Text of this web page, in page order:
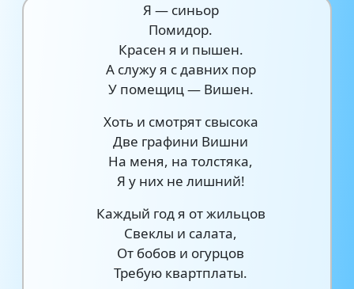
Я — синьор
Помидор.
Красен я и пышен.
А служу я с давних пор
У помещиц — Вишен.
Хоть и смотрят свысока
Две графини Вишни
На меня, на толстяка,
Я у них не лишний!
Каждый год я от жильцов
Свеклы и салата,
От бобов и огурцов
Требую квартплаты.